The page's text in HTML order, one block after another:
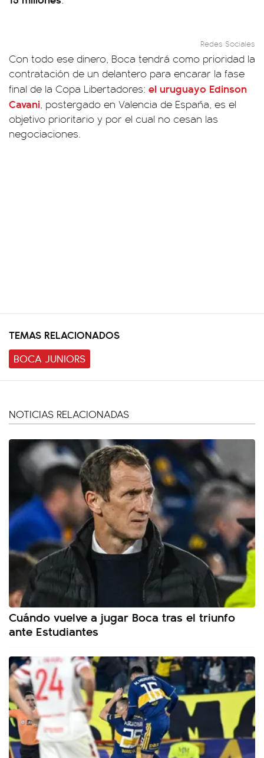
Redes Sociales
Con todo ese dinero, Boca tendrá como prioridad la
contratación de un delantero para encarar la fase
final de la Copa Libertadores: el uruguayo Edinson
Cavani, postergado en Valencia de España, es el
objetivo prioritario y por el cual no cesan las
negociaciones.
TEMAS RELACIONADOS
BOCA JUNIORS
NOTICIAS RELACIONADAS
Cuándo vuelve a jugar Boca tras el triunfo
ante Estudiantes